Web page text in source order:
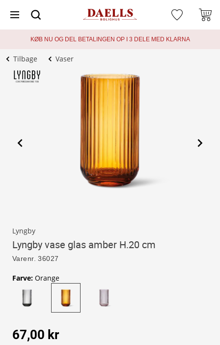
KØB NU OG DEL BETALINGEN OP I 3 DELE MED KLARNA
Tilbage Vaser
Lyngby
Lyngby vase glas amber H.20 cm
Varenr. 36027
Farve: Orange
67,00 kr